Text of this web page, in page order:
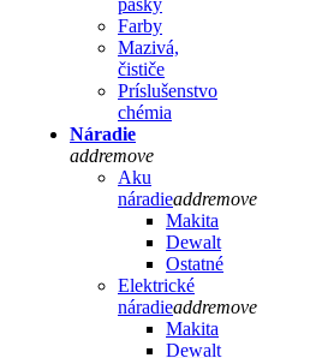
pásky
Farby
Mazivá,
čističe
Príslušenstvo
chémia
Náradie
addremove
Aku
náradieaddremove
Makita
Dewalt
Ostatné
Elektrické
náradieaddremove
Makita
Dewalt